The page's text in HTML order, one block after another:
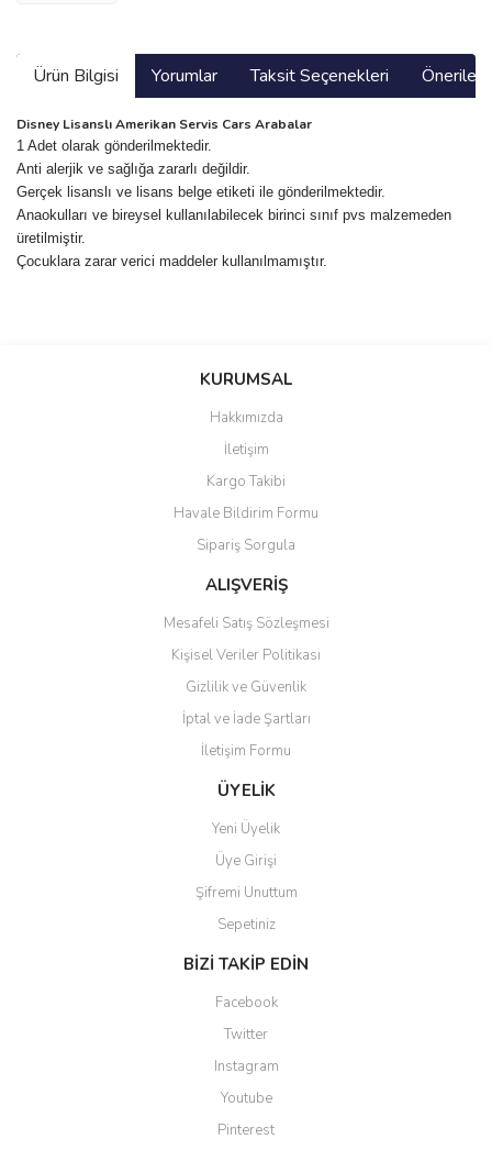
Ürün Bilgisi Yorumlar Taksit Seçenekleri
Disney Lisanslı Amerikan Servis Cars Arabalar
1 Adet olarak gönderilmektedir.
Anti alerjik ve sağlığa zararlı değildir.
Gerçek lisanslı ve lisans belge etiketi ile gönderilmektedir.
Anaokulları ve bireysel kullanılabilecek birinci sınıf pvs malzemeden
üretilmiştir.
Çocuklara zarar verici maddeler kullanılmamıştır.
Bu ürüne ilk yorumu siz yapın!
Yorum Yaz
Ürün resmi kalitesiz, bozuk veya görüntülenemiyor.
Ürün açıklamasında eksik bilgiler bulunuyor.
Ürün bilgilerinde hatalar bulunuyor.
Ürün fiyatı diğer sitelerden daha pahalı.
Bu ürüne benzer farklı alternatifler olmalı.
Gönder
KURUMSAL
Hakkımızda
İletişim
Kargo Takibi
Havale Bildirim Formu
Sipariş Sorgula
ALIŞVERİŞ
Mesafeli Satış Sözleşmesi
Kişisel Veriler Politikası
Gizlilik ve Güvenlik
İptal ve İade Şartları
İletişim Formu
ÜYELİK
Yeni Üyelik
Üye Girişi
Şifremi Unuttum
Sepetiniz
BİZİ TAKİP EDİN
Facebook
Twitter
Instagram
Youtube
Pinterest